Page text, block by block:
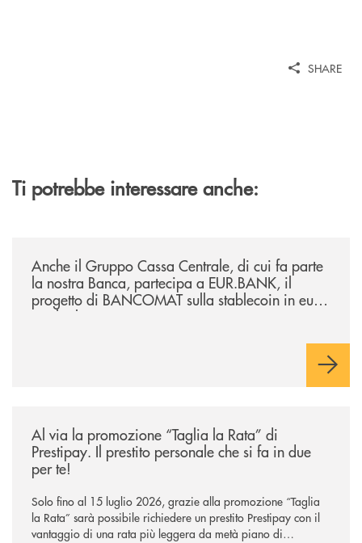
SHARE
Ti potrebbe interessare anche:
Anche il Gruppo Cassa Centrale, di cui fa parte
la nostra Banca, partecipa a EUR.BANK, il
progetto di BANCOMAT sulla stablecoin in euro
e sul relativo ecosistema
Al via la promozione “Taglia la Rata” di
Prestipay. Il prestito personale che si fa in due
per te!
Solo fino al 15 luglio 2026, grazie alla promozione “Taglia
la Rata” sarà possibile richiedere un prestito Prestipay con il
vantaggio di una rata più leggera da metà piano di